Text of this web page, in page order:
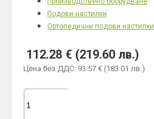
112.28 € (219.60 лв.)
Цена без ДДС: 93.57 € (183.01 лв.)
Подови настилки
Ортопедични подови настилки